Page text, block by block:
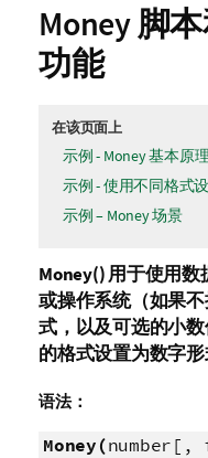
Money 脚
功能
在该页面上
示例 - Money 基本原理
示例 - 使用不同格式
示例 – Money 场景
Money()用于使用数
或操作系统（如果
式，以及可选的小
的格式设置为数字形
语法：
Money(number[,